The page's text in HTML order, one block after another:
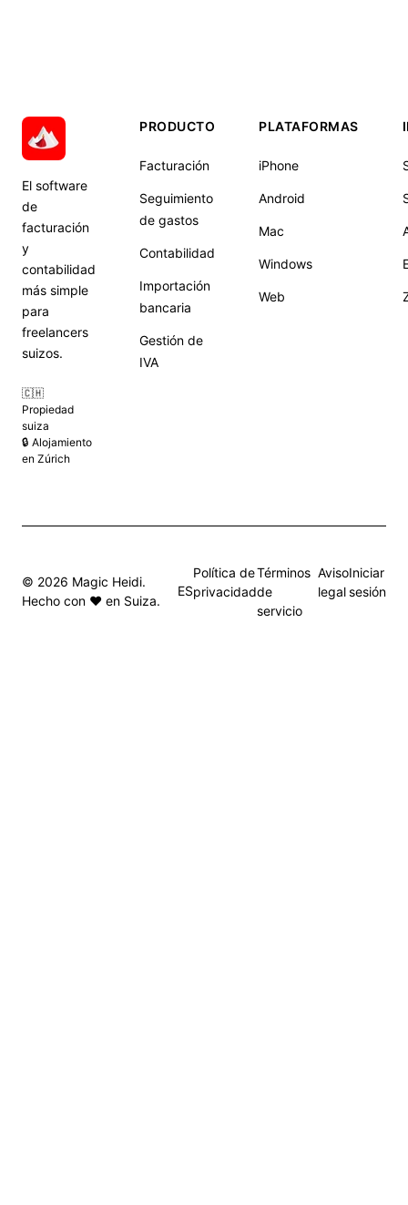
El software
de
facturación
y
contabilidad
más simple
para
freelancers
suizos.
🇨🇭
Propiedad
suiza
🔒 Alojamiento
en Zúrich
PRODUCTO
Facturación
Seguimiento
de gastos
Contabilidad
Importación
bancaria
Gestión de
IVA
PLATAFORMAS
iPhone
Android
Mac
Windows
Web
© 2026 Magic Heidi.
Hecho con ❤️ en Suiza.
ES
Política de
privacidad
Términos
de
servicio
Aviso
legal
Iniciar
sesión